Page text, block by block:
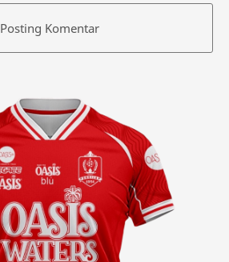
Posting Komentar